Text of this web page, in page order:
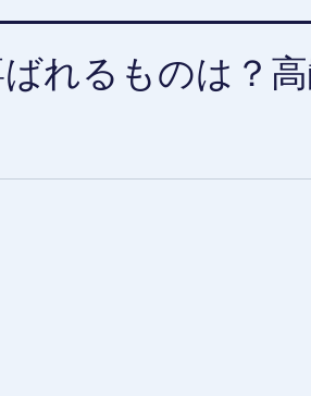
れるものは？